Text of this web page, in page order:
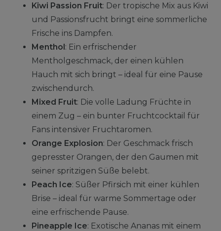
Kiwi Passion Fruit: Der tropische Mix aus Kiwi
und Passionsfrucht bringt eine sommerliche
Frische ins Dampfen.
Menthol: Ein erfrischender
Mentholgeschmack, der einen kühlen
Hauch mit sich bringt – ideal für eine Pause
zwischendurch.
Mixed Fruit: Die volle Ladung Früchte in
einem Zug – ein bunter Fruchtcocktail für
Fans intensiver Fruchtaromen.
Orange Explosion: Der Geschmack frisch
gepresster Orangen, der den Gaumen mit
seiner spritzigen Süße belebt.
Peach Ice: Süßer Pfirsich mit einer kühlen
Brise – ideal für warme Sommertage oder
eine erfrischende Pause.
Pineapple Ice: Exotische Ananas mit einem